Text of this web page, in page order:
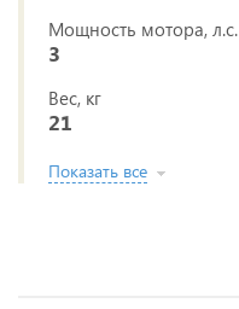
Мощность мотора, л.с.
3
Вес, кг
21
Показать все